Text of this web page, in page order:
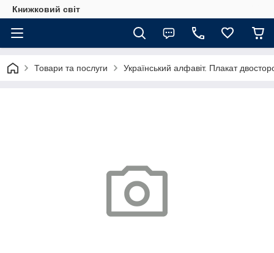
Книжковий світ
Товари та послуги Український алфавіт. Плакат